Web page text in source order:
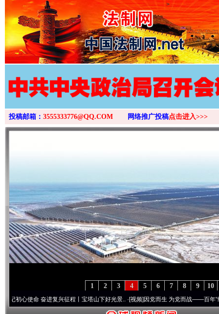
>
投稿邮箱： 3555333776@QQ.COM 网络推广投稿点击进入>>>
10
9
8
7
6
5
4
3
2
1
奋进复兴征程丨宝塔山下好光景..·[视频]因党而生 为党而战——百年“纪”事⑧加强纪